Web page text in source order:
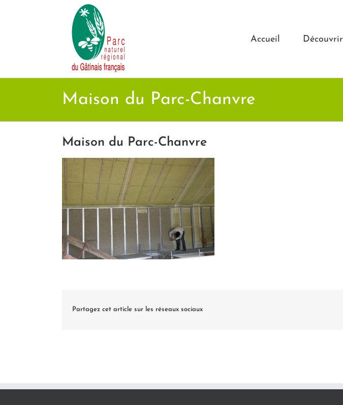
Accueil Découvrir
Maison du Parc-Chanvre
Maison du Parc-Chanvre
Partagez cet article sur les réseaux sociaux